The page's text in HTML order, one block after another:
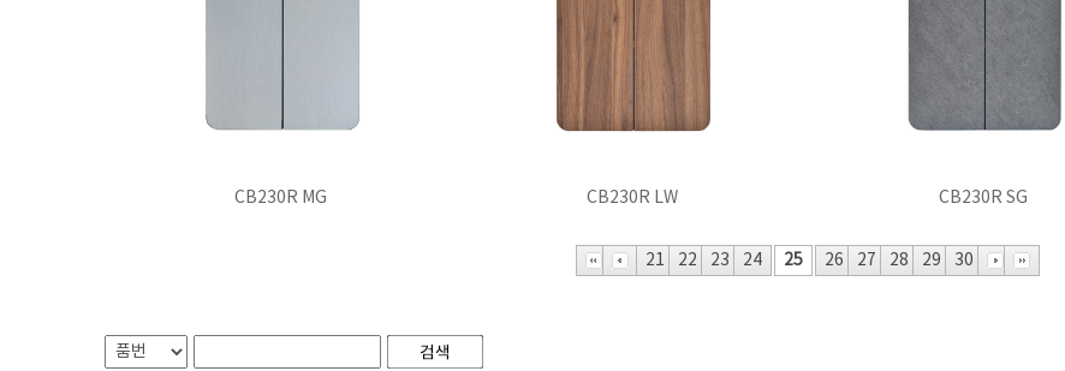
CB230R MG CB230R LW CB230R SG
21 22 23 24 25 26 27 28 29 30